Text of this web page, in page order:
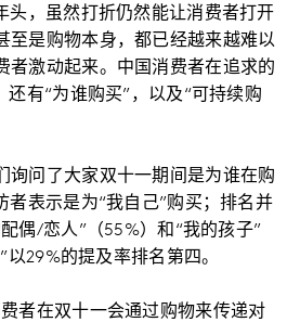
头，虽然打折仍然能让消费者打开
至是购物本身，都已经越来越难以
者激动起来。中国消费者在追求的
还有“为谁购买”，以及“可持续购
询问了大家双十一期间是为谁在购
者表示是为“我自己”购买；排名并
偶/恋人”（55%）和“我的孩子”
以29%的提及率排名第四。
者在双十一会通过购物来传递对